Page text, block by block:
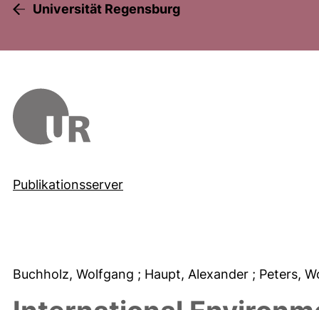
Universität Regensburg
Publikationsserver
Buchholz, Wolfgang ; Haupt, Alexander ; Peters,